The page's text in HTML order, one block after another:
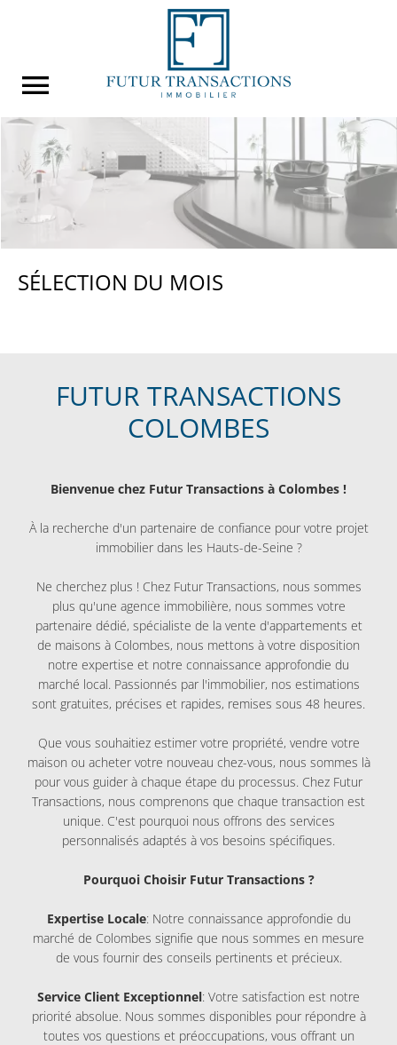
SÉLECTION DU MOIS
FUTUR TRANSACTIONS
COLOMBES
Bienvenue chez Futur Transactions à Colombes !
À la recherche d'un partenaire de confiance pour votre projet
immobilier dans les Hauts-de-Seine ?
Ne cherchez plus ! Chez Futur Transactions, nous sommes
plus qu'une agence immobilière, nous sommes votre
partenaire dédié, spécialiste de la vente d'appartements et
de maisons à Colombes, nous mettons à votre disposition
notre expertise et notre connaissance approfondie du
marché local. Passionnés par l'immobilier, nos estimations
sont gratuites, précises et rapides, remises sous 48 heures.
Que vous souhaitiez estimer votre propriété, vendre votre
maison ou acheter votre nouveau chez-vous, nous sommes là
pour vous guider à chaque étape du processus. Chez Futur
Transactions, nous comprenons que chaque transaction est
unique. C'est pourquoi nous offrons des services
personnalisés adaptés à vos besoins spécifiques.
Pourquoi Choisir Futur Transactions ?
Expertise Locale: Notre connaissance approfondie du
marché de Colombes signifie que nous sommes en mesure
de vous fournir des conseils pertinents et précieux.
Service Client Exceptionnel: Votre satisfaction est notre
priorité absolue. Nous sommes disponibles pour répondre à
toutes vos questions et préoccupations, vous offrant un